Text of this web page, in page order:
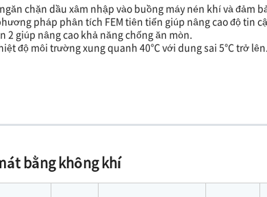
chặn dầu xâm nhập vào buồng máy nén khí và đảm
pháp phân tích FEM tiên tiến giúp nâng cao độ tin
2 giúp nâng cao khả năng chống ăn mòn.
độ môi trường xung quanh 40°C với dung sai 5°C trở
bằng không khí